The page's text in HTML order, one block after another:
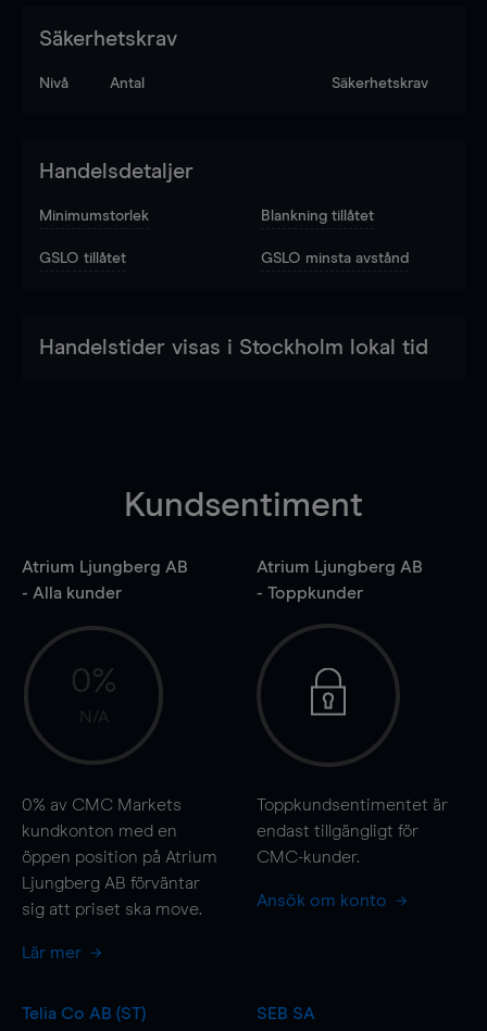
Säkerhetskrav
Nivå Antal Säkerhetskrav
Handelsdetaljer
Minimumstorlek Blankning tillåtet
GSLO tillåtet GSLO minsta avstånd
Handelstider visas i Stockholm lokal tid
Kundsentiment
Atrium Ljungberg AB
- Alla kunder
0%
N/A
0% av CMC Markets
kundkonton med en
öppen position på Atrium
Ljungberg AB förväntar
sig att priset ska move.
Lär mer
Atrium Ljungberg AB
- Toppkunder
Toppkundsentimentet är
endast tillgängligt för
CMC-kunder.
Ansök om konto
Telia Co AB (ST)
SEB SA